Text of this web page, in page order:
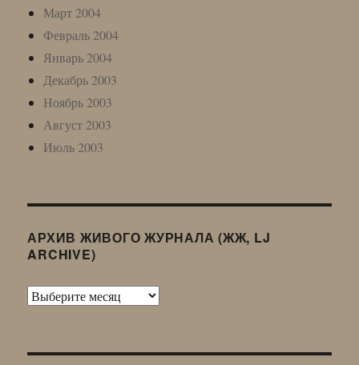
Март 2004
Февраль 2004
Январь 2004
Декабрь 2003
Ноябрь 2003
Август 2003
Июль 2003
АРХИВ ЖИВОГО ЖУРНАЛА (ЖЖ, LJ
ARCHIVE)
Архив